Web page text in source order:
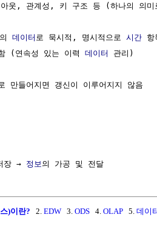
웃, 관계성, 키 구조 등 (하나의 의미
데이터 로 묵시적, 명시적으로 시간 항
(연속성 있는 이력
데이터
관리)
만들어지면 갱신이 이루어지지 않음
장 →
정보
)이란? 2. EDW 3. ODS 4. OLAP 5. 데이